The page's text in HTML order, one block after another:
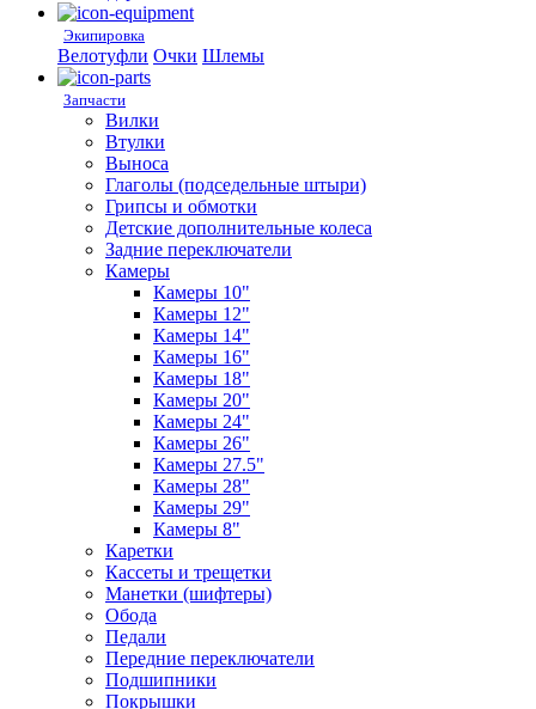
Экипировка
Велотуфли Очки Шлемы
Запчасти
Вилки
Втулки
Выноса
Глаголы (подседельные штыри)
Грипсы и обмотки
Детские дополнительные колеса
Задние переключатели
Камеры
Камеры 10"
Камеры 12"
Камеры 14"
Камеры 16"
Камеры 18"
Камеры 20"
Камеры 24"
Камеры 26"
Камеры 27.5"
Камеры 28"
Камеры 29"
Камеры 8"
Каретки
Кассеты и трещетки
Манетки (шифтеры)
Обода
Педали
Передние переключатели
Подшипники
Покрышки